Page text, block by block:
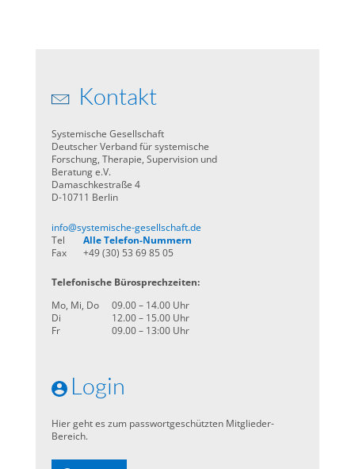
Kontakt
Systemische Gesellschaft
Deutscher Verband für systemische
Forschung, Therapie, Supervision und
Beratung e.V.
Damaschkestraße 4
D-10711 Berlin
info@systemische-gesellschaft.de
Tel
Alle Telefon-Nummern
Fax
+49 (30) 53 69 85 05
Telefonische Bürosprechzeiten:
Mo, Mi, Do
09.00 – 14.00 Uhr
Di
12.00 – 15.00 Uhr
Fr
09.00 – 13:00 Uhr
Login
Hier geht es zum passwortgeschützten Mitglieder-
Bereich.